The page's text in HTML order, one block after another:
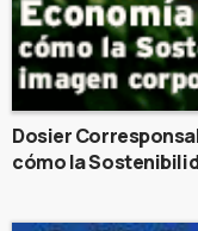
Dosier
cómo la